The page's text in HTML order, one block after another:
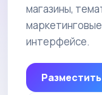
магазины,
интерфейсе.